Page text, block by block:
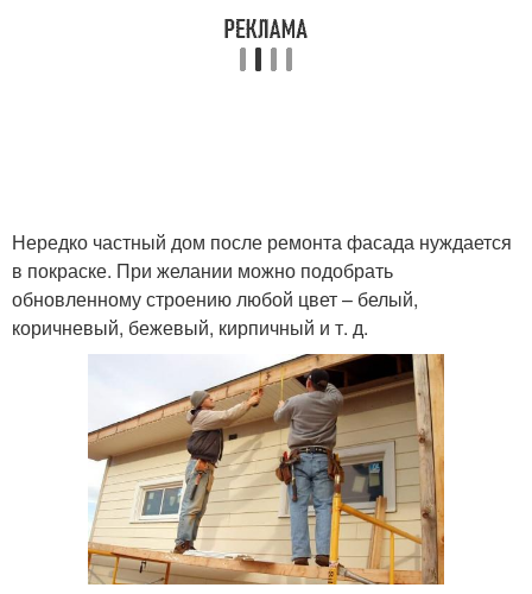
Нередко частный дом после ремонта фасада нуждается
в покраске. При желании можно подобрать
обновленному строению любой цвет – белый,
коричневый, бежевый, кирпичный и т. д.